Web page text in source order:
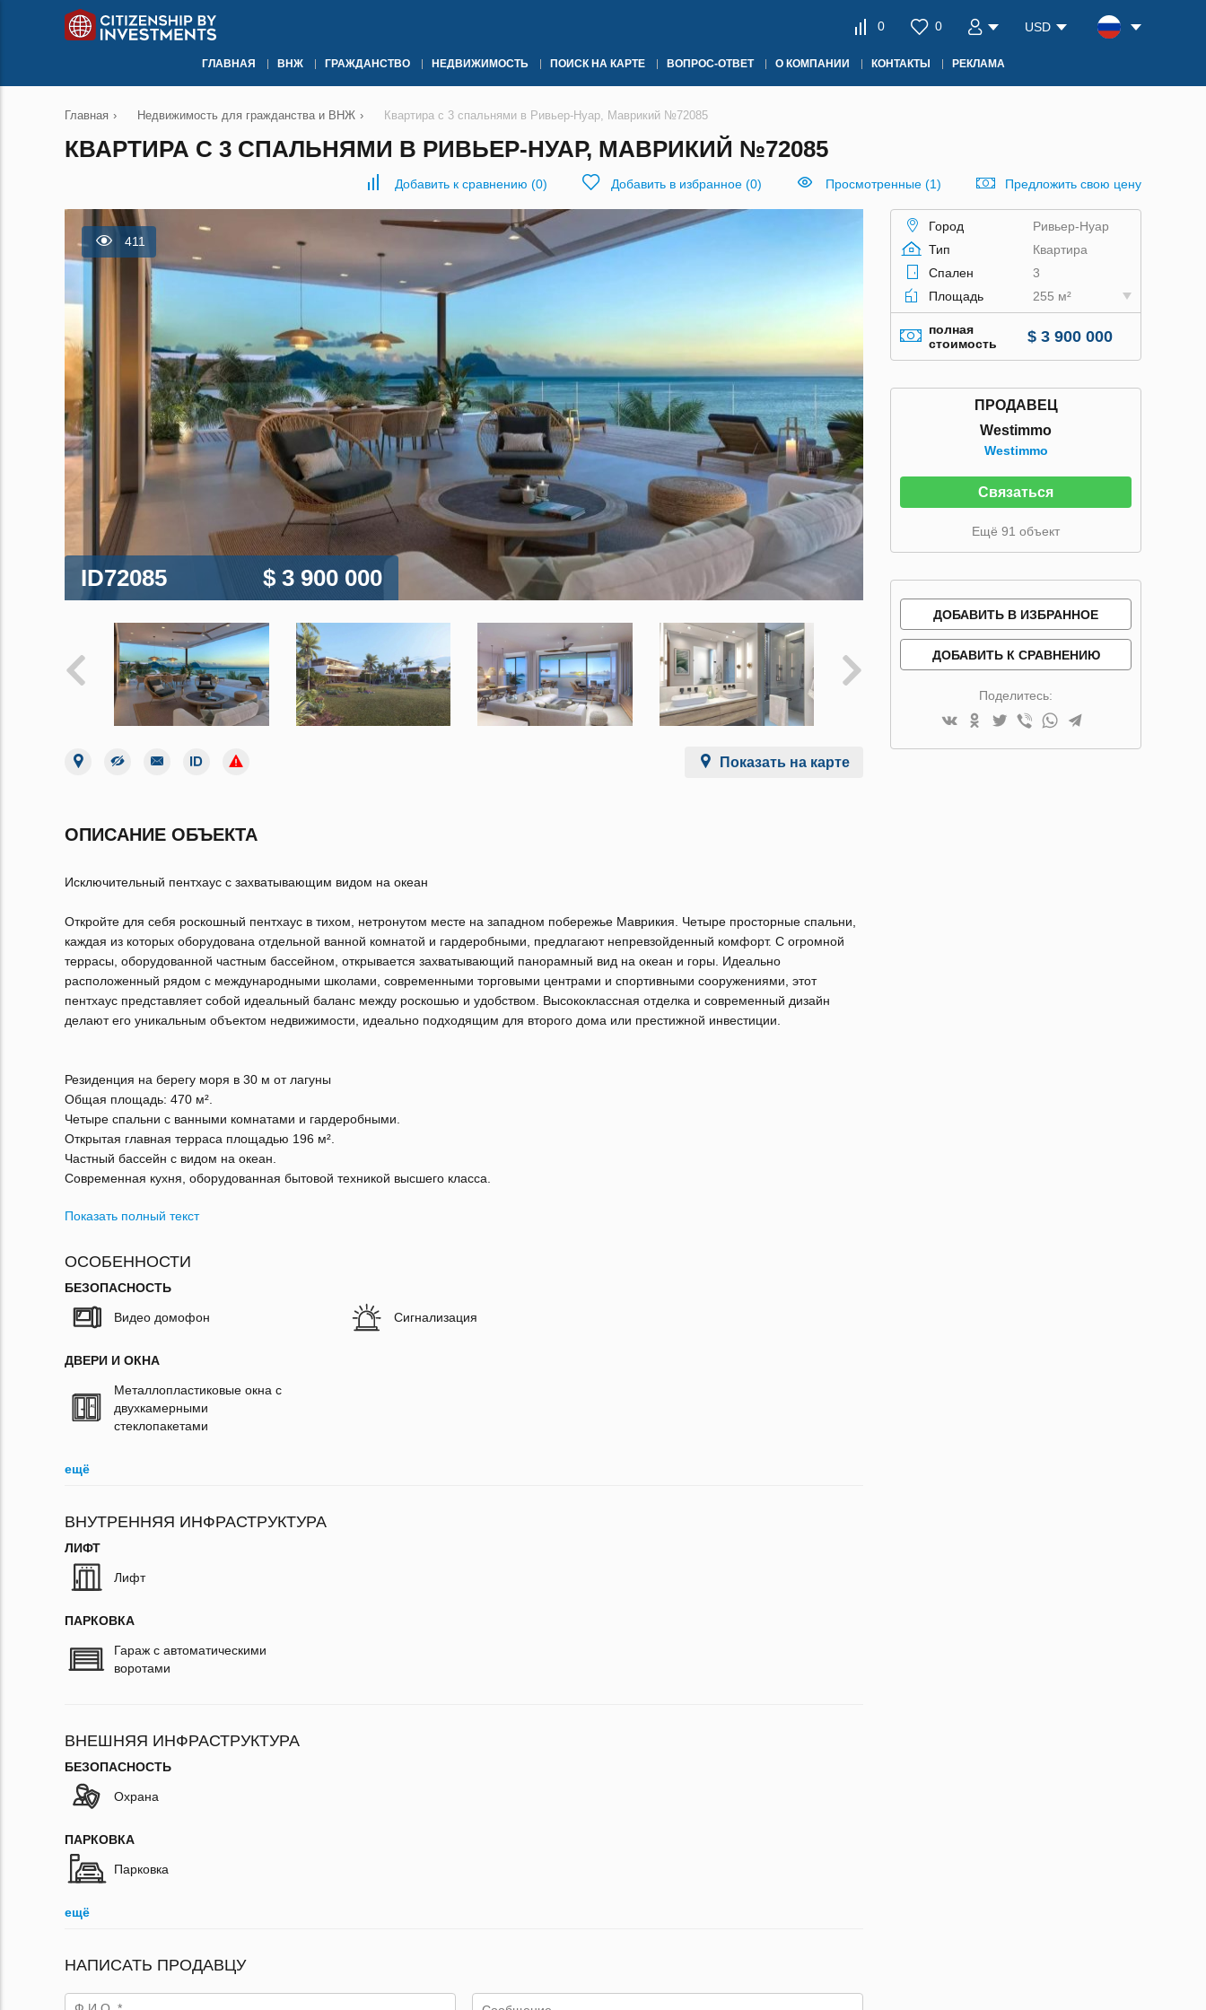
0 0 USD
ГЛАВНАЯ ВНЖ ГРАЖДАНСТВО НЕДВИЖИМОСТЬ ПОИСК НА КАРТЕ ВОПРОС-ОТВЕТ О КОМПАНИИ КОНТАКТЫ РЕКЛАМА
Главная › Недвижимость для гражданства и ВНЖ › Квартира с 3 спальнями в Ривьер-Нуар, Маврикий №72085
КВАРТИРА С 3 СПАЛЬНЯМИ В РИВЬЕР-НУАР, МАВРИКИЙ №72085
Добавить к сравнению (0) Добавить в избранное (0) Просмотренные (1) Предложить свою цену
411
ID72085 $ 3 900 000
Показать на карте
ОПИСАНИЕ ОБЪЕКТА
Исключительный пентхаус с захватывающим видом на океан
Откройте для себя роскошный пентхаус в тихом, нетронутом месте на западном побережье Маврикия. Четыре просторные спальни,
каждая из которых оборудована отдельной ванной комнатой и гардеробными, предлагают непревзойденный комфорт. С огромной
террасы, оборудованной частным бассейном, открывается захватывающий панорамный вид на океан и горы. Идеально
расположенный рядом с международными школами, современными торговыми центрами и спортивными сооружениями, этот
пентхаус представляет собой идеальный баланс между роскошью и удобством. Высококлассная отделка и современный дизайн
делают его уникальным объектом недвижимости, идеально подходящим для второго дома или престижной инвестиции.
Резиденция на берегу моря в 30 м от лагуны
Общая площадь: 470 м².
Четыре спальни с ванными комнатами и гардеробными.
Открытая главная терраса площадью 196 м².
Частный бассейн с видом на океан.
Современная кухня, оборудованная бытовой техникой высшего класса.
Показать полный текст
ОСОБЕННОСТИ
БЕЗОПАСНОСТЬ
Видео домофон Сигнализация
ДВЕРИ И ОКНА
Металлопластиковые окна с
двухкамерными
стеклопакетами
ещё
ВНУТРЕННЯЯ ИНФРАСТРУКТУРА
ЛИФТ
Лифт
ПАРКОВКА
Гараж с автоматическими
воротами
ВНЕШНЯЯ ИНФРАСТРУКТУРА
БЕЗОПАСНОСТЬ
Охрана
ПАРКОВКА
Парковка
ещё
НАПИСАТЬ ПРОДАВЦУ
Город
Ривьер-Нуар
Тип
Квартира
Спален
3
Площадь
255 м²
полная
стоимость
$ 3 900 000
ПРОДАВЕЦ
Westimmo
Westimmo
Связаться
Ещё 91 объект
ДОБАВИТЬ В ИЗБРАННОЕ
ДОБАВИТЬ К СРАВНЕНИЮ
Поделитесь: